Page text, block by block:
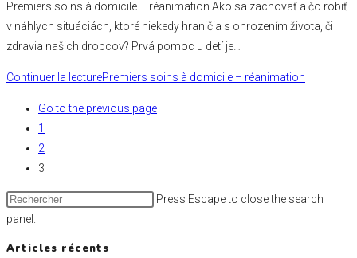
Premiers soins à domicile – réanimation Ako sa zachovať a čo robiť
v náhlych situáciách, ktoré niekedy hraničia s ohrozením života, či
zdravia našich drobcov? Prvá pomoc u detí je…
Continuer la lecturePremiers soins à domicile – réanimation
Go to the previous page
1
2
3
Press Escape to close the search
panel.
Articles récents